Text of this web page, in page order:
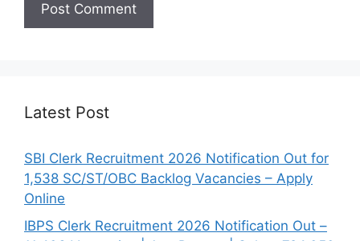
Latest Post
SBI Clerk Recruitment 2026 Notification Out for
1,538 SC/ST/OBC Backlog Vacancies – Apply
Online
IBPS Clerk Recruitment 2026 Notification Out –